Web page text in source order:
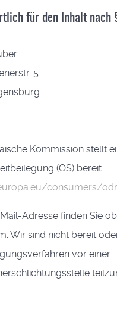
für den Inhalt nach
5
Kommission stellt
(OS) bereit:
consumers/odr
Adresse finden Sie
Wir sind nicht bereit
vor einer